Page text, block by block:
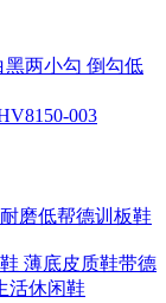
黑两小勾 倒勾低
003
磨低帮德训板鞋
薄底皮质鞋带德
活休闲鞋